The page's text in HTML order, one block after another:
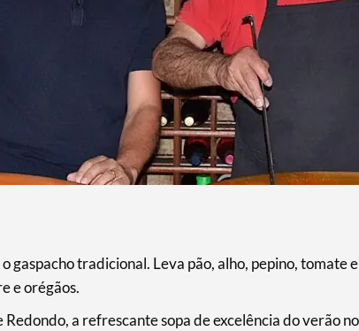
gaspacho tradicional. Leva pão, alho, pepino, tomate
e orégãos.
Redondo, a refrescante sopa de excelência do verão